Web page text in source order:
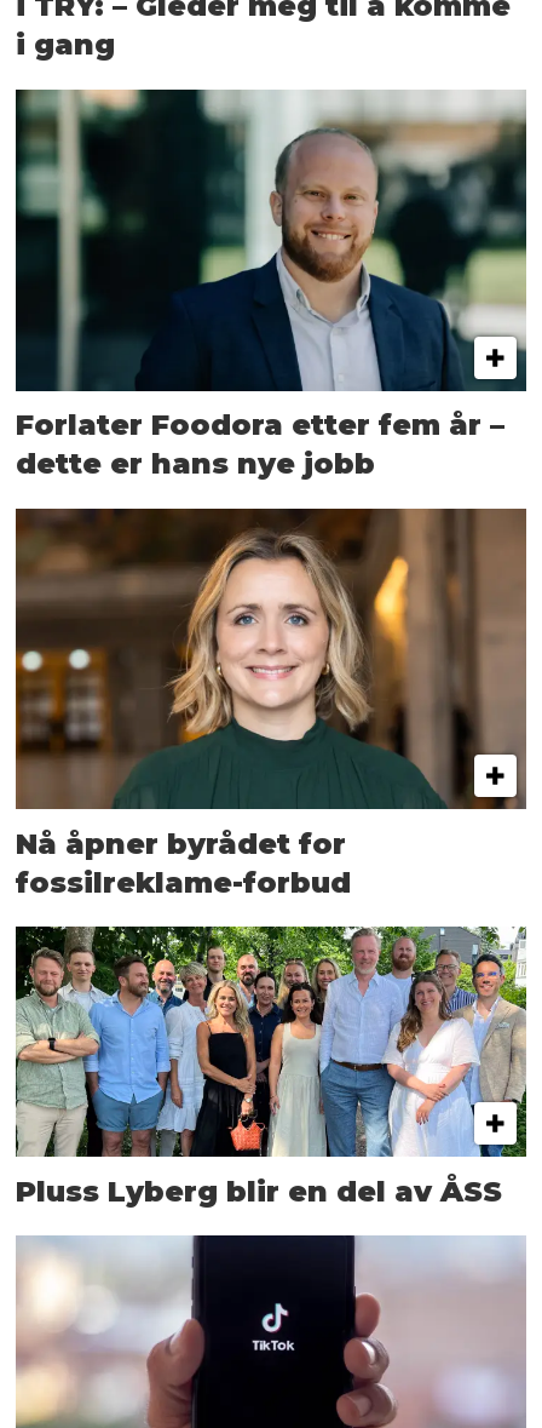
i gang
Forlater Foodora etter fem år –
dette er hans nye jobb
Nå åpner byrådet for
fossilreklame-forbud
Pluss Lyberg blir en del av ÅSS